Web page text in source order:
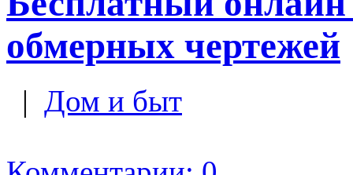
обмерных чертежей
| Дом и быт